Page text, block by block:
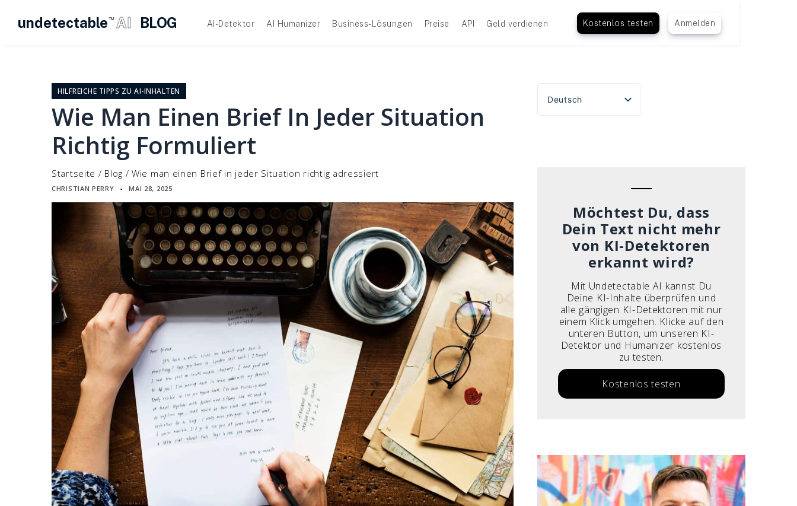
undetectable TM AI BLOG AI-Detektor AI Humanizer Business-Lösungen Preise API Geld verdienen Kostenlos testen Anmelden
HILFREICHE TIPPS ZU AI-INHALTEN
Wie Man Einen Brief In Jeder Situation
Richtig Formuliert
Startseite / Blog /Wie man einen Brief in jeder Situation richtig adressiert
CHRISTIAN PERRY ▪ MAI 28, 2025
Deutsch
English
Möchtest Du, dass
Dein Text nicht mehr
von KI-Detektoren
erkannt wird?
Mit Undetectable AI kannst Du
Deine KI-Inhalte überprüfen und
alle gängigen KI-Detektoren mit nur
einem Klick umgehen. Klicke auf den
unteren Button, um unseren KI-
Detektor und Humanizer kostenlos
zu testen.
Kostenlos testen